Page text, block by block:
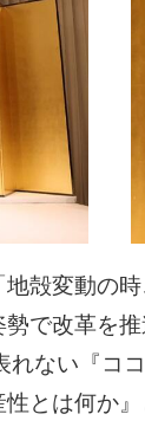
殻変動の
で改革を
ない『コ
とは何か